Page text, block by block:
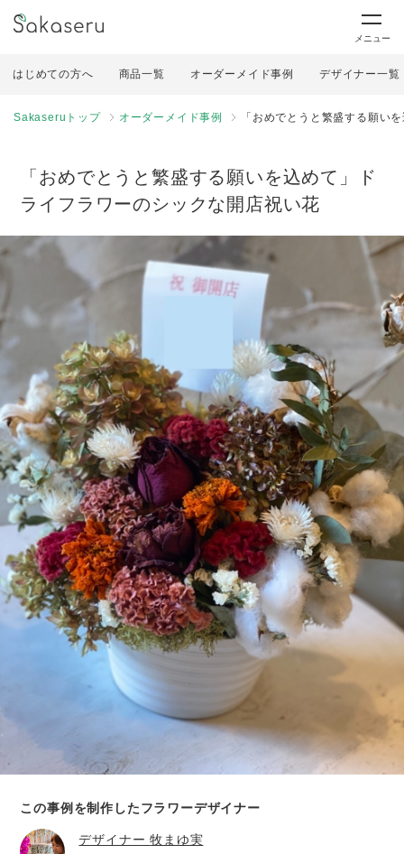
メニュー
はじめての方へ 商品一覧 オーダーメイド事例 デザイナー一覧
Sakaseruトップ オーダーメイド事例 「おめでとうと繁盛する願い
「おめでとうと繁盛する願いを込めて」ド
ライフラワーのシックな開店祝い花
この事例を制作したフラワーデザイナー
デザイナー牧まゆ実